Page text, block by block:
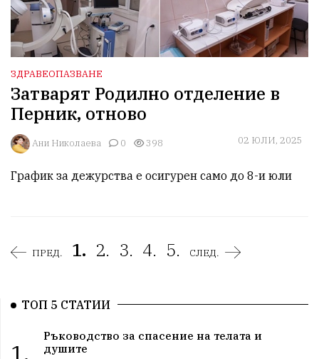
ЗДРАВЕОПАЗВАНЕ
Затварят Родилно отделение в
Перник, отново
Ани Николаева 0 398 02 ЮЛИ, 2025
График за дежурства е осигурен само до 8-и юли
ПРЕД. 1. 2. 3. 4. 5. СЛЕД.
ТОП 5 СТАТИИ
1.
Ръководство за спасение на телата и
душите